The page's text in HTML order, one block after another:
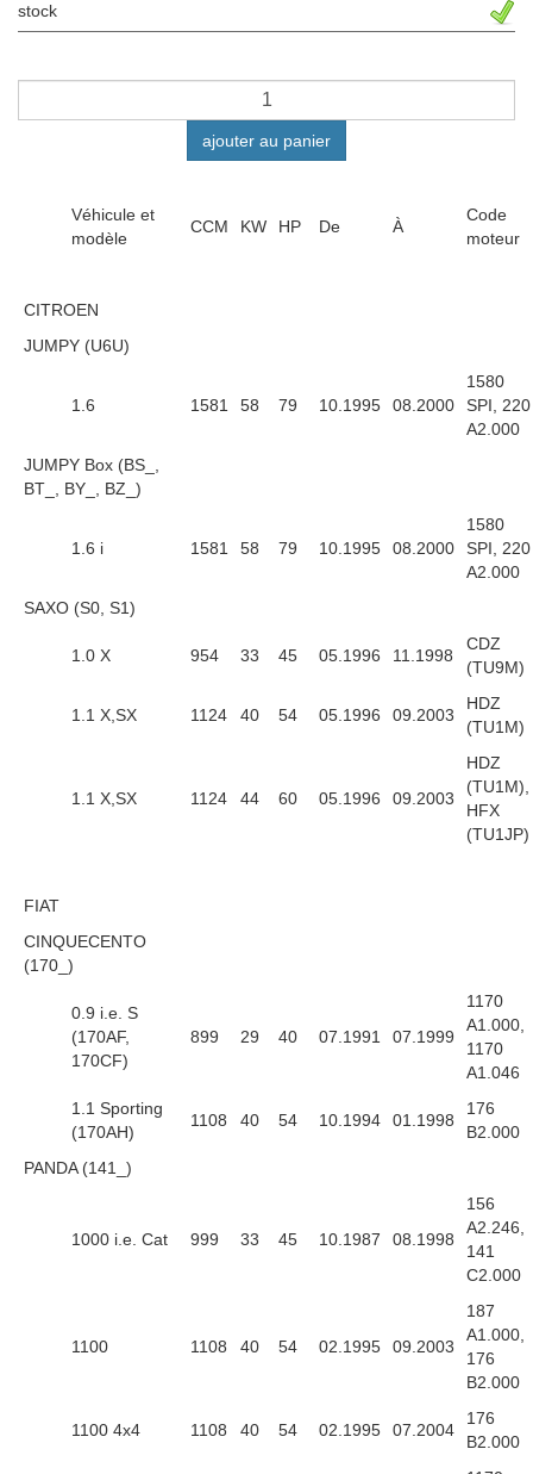
stock
ajouter au panier
Véhicule et
modèle
CCM KW HP De À
Code
moteur
CITROEN
JUMPY (U6U)
1.6 1581 58 79 10.1995 08.2000
1580
SPI, 220
A2.000
JUMPY Box (BS_,
BT_, BY_, BZ_)
1.6 i 1581 58 79 10.1995 08.2000
1580
SPI, 220
A2.000
SAXO (S0, S1)
1.0 X 954 33 45 05.1996 11.1998
CDZ
(TU9M)
1.1 X,SX 1124 40 54 05.1996 09.2003
HDZ
(TU1M)
1.1 X,SX 1124 44 60 05.1996 09.2003
HDZ
(TU1M),
HFX
(TU1JP)
FIAT
CINQUECENTO
(170_)
0.9 i.e. S
(170AF,
170CF)
899 29 40 07.1991 07.1999
1170
A1.000,
1170
A1.046
1.1 Sporting
(170AH)
1108 40 54 10.1994 01.1998
176
B2.000
PANDA (141_)
1000 i.e. Cat 999 33 45 10.1987 08.1998
156
A2.246,
141
C2.000
1100 1108 40 54 02.1995 09.2003
187
A1.000,
176
B2.000
1100 4x4 1108 40 54 02.1995 07.2004
176
B2.000